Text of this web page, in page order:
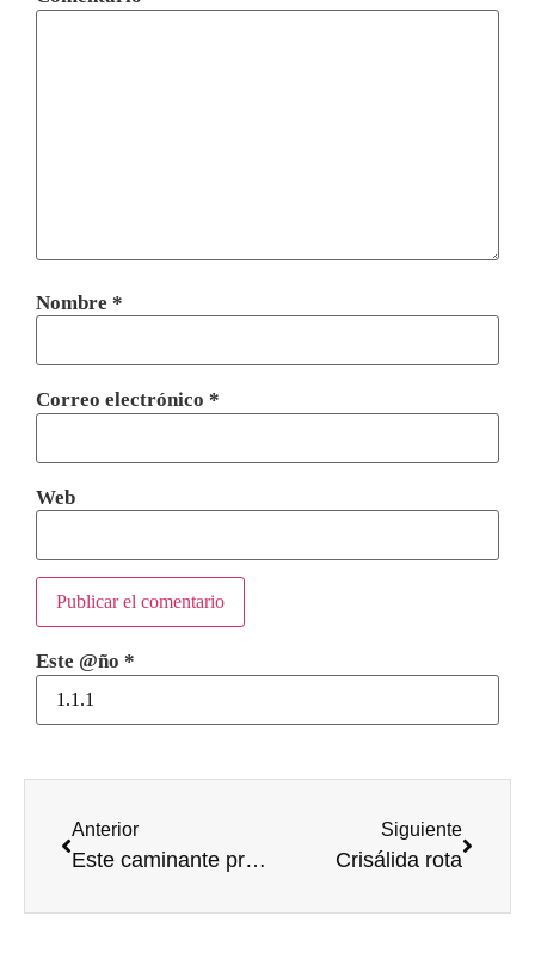
Nombre *
Correo electrónico *
Web
Este @ño *
Anterior
Este caminante prefiere el mar
Siguiente
Crisálida rota